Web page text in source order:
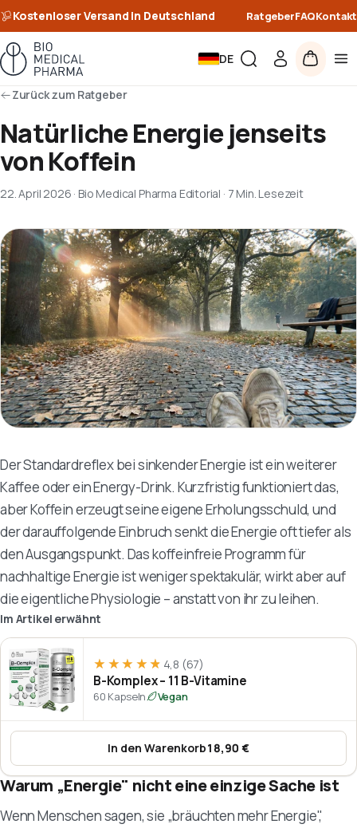
Kostenloser Versand in Deutschland RatgeberFAQKontakt
DE
Zurück zum Ratgeber
Natürliche Energie jenseits
von Koffein
22. April 2026 · Bio Medical Pharma Editorial · 7 Min. Lesezeit
Der Standardreflex bei sinkender Energie ist ein weiterer
Kaffee oder ein Energy-Drink. Kurzfristig funktioniert das,
aber Koffein erzeugt seine eigene Erholungsschuld, und
der darauffolgende Einbruch senkt die Energie oft tiefer als
den Ausgangspunkt. Das koffeinfreie Programm für
nachhaltige Energie ist weniger spektakulär, wirkt aber auf
die eigentliche Physiologie – anstatt von ihr zu leihen.
Im Artikel erwähnt
★★★★★
★★★★★ 4,8 (67)
B-Komplex – 11 B-Vitamine
60 Kapseln Vegan
In den Warenkorb18,90 €
:B-Komplex – 11 B-Vitamine
Warum „Energie" nicht eine einzige Sache ist
Wenn Menschen sagen, sie „bräuchten mehr Energie",